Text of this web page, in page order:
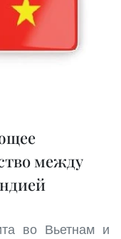
между
во Вьетнам и